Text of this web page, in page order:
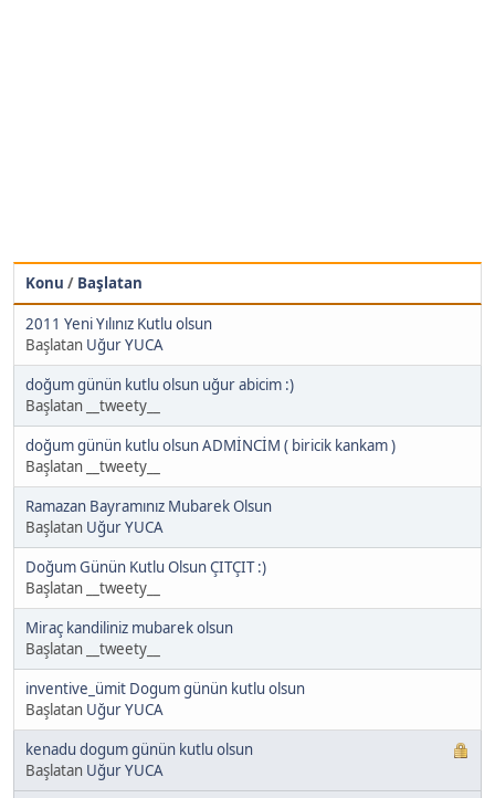
Konu / Başlatan
2011 Yeni Yılınız Kutlu olsun
Başlatan Uğur YUCA
doğum günün kutlu olsun uğur abicim :)
Başlatan __tweety__
doğum günün kutlu olsun ADMİNCİM ( biricik kankam )
Başlatan __tweety__
Ramazan Bayramınız Mubarek Olsun
Başlatan Uğur YUCA
Doğum Günün Kutlu Olsun ÇITÇIT :)
Başlatan __tweety__
Miraç kandiliniz mubarek olsun
Başlatan __tweety__
inventive_ümit Dogum günün kutlu olsun
Başlatan Uğur YUCA
kenadu dogum günün kutlu olsun
Başlatan Uğur YUCA